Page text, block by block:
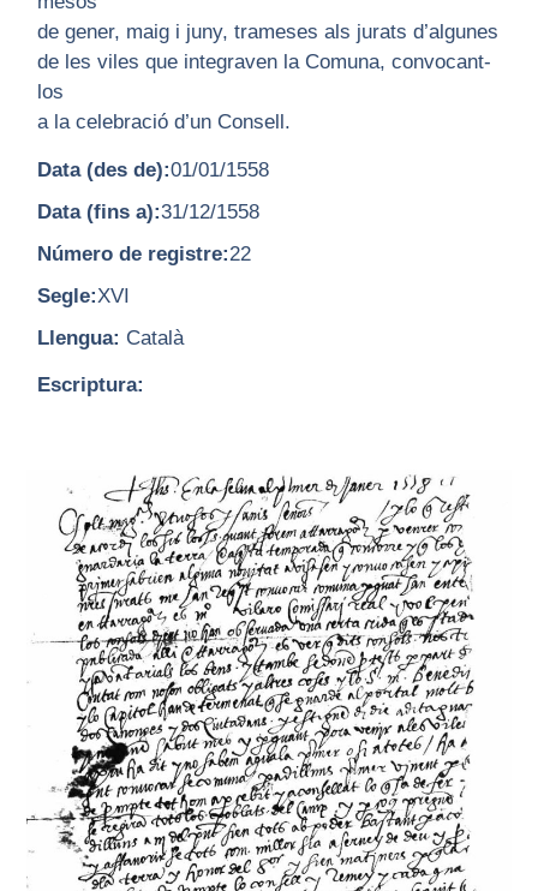
de gener, maig i juny, trameses als jurats d’algunes
de les viles que integraven la Comuna, convocant-
los
a la celebració d’un Consell.
Data (des de):01/01/1558
Data (fins a):31/12/1558
Número de registre:22
Segle:XVI
Llengua: Català
Escriptura: